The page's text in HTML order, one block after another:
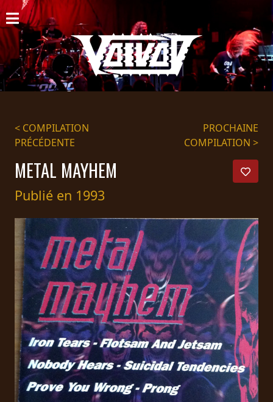
ACCUEIL
NOUVELLES
CONCERTS
DISCOGRAPHIE
GALERIE
BIO
PANIER
MAGASIN
DIFFUSION
PRESSE
PIGGY
CONTACT
CONNEXION
< COMPILATION
PRÉCÉDENTE
PROCHAINE
COMPILATION >
METAL MAYHEM
Publié en 1993